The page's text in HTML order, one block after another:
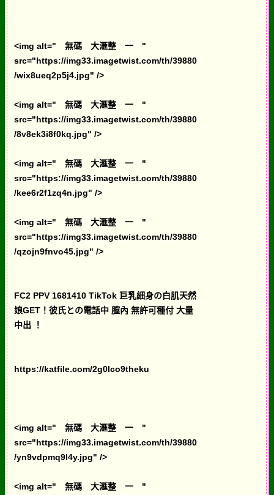
<img alt=" 無碼 大滙整 一 "
src="https://img33.imagetwist.com/th/39880
/wix8ueq2p5j4.jpg" />
<img alt=" 無碼 大滙整 一 "
src="https://img33.imagetwist.com/th/39880
/8v8ek3i8f0kq.jpg" />
<img alt=" 無碼 大滙整 一 "
src="https://img33.imagetwist.com/th/39880
/kee6r2f1zq4n.jpg" />
<img alt=" 無碼 大滙整 一 "
src="https://img33.imagetwist.com/th/39880
/qzojn9fnvo45.jpg" />
FC2 PPV 1681410 TikTok 巨乳細身の白肌天然
娘GET！彼氏との電話中 膣內 無許可種付 大量
中出 ！
https://katfile.com/2g0lco9theku
<img alt=" 無碼 大滙整 一 "
src="https://img33.imagetwist.com/th/39880
/yn9vdpmq9l4y.jpg" />
<img alt=" 無碼 大滙整 一 "